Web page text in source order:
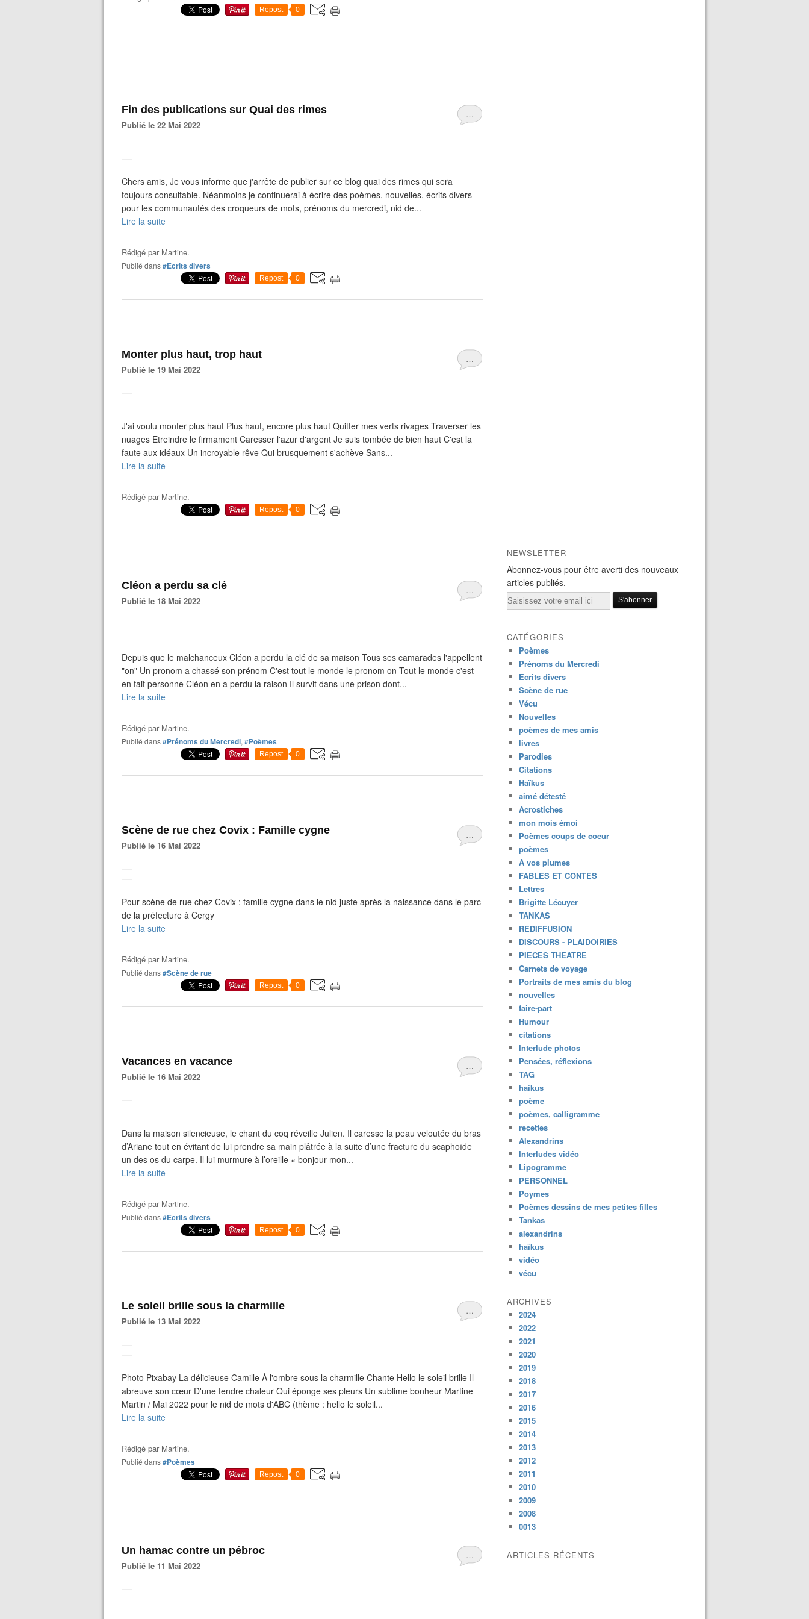
Repost 0
…
Fin des publications sur Quai des rimes
Publié le 22 Mai 2022
Chers amis, Je vous informe que j'arrête de publier sur ce blog quai des rimes qui sera
toujours consultable. Néanmoins je continuerai à écrire des poèmes, nouvelles, écrits divers
pour les communautés des croqueurs de mots, prénoms du mercredi, nid de...
Lire la suite
Rédigé par Martine.
Publié dans#Ecrits divers
Repost 0
…
Monter plus haut, trop haut
Publié le 19 Mai 2022
J'ai voulu monter plus haut Plus haut, encore plus haut Quitter mes verts rivages Traverser les
nuages Etreindre le firmament Caresser l'azur d'argent Je suis tombée de bien haut C'est la
faute aux idéaux Un incroyable rêve Qui brusquement s'achève Sans...
Lire la suite
Rédigé par Martine.
Repost 0
…
Cléon a perdu sa clé
Publié le 18 Mai 2022
Depuis que le malchanceux Cléon a perdu la clé de sa maison Tous ses camarades l'appellent
"on" Un pronom a chassé son prénom C'est tout le monde le pronom on Tout le monde c'est
en fait personne Cléon en a perdu la raison Il survit dans une prison dont...
Lire la suite
Rédigé par Martine.
Publié dans#Prénoms du Mercredi, #Poèmes
Repost 0
…
Scène de rue chez Covix : Famille cygne
Publié le 16 Mai 2022
Pour scène de rue chez Covix : famille cygne dans le nid juste après la naissance dans le parc
de la préfecture à Cergy
Lire la suite
Rédigé par Martine.
Publié dans#Scène de rue
Repost 0
…
Vacances en vacance
Publié le 16 Mai 2022
Dans la maison silencieuse, le chant du coq réveille Julien. Il caresse la peau veloutée du bras
d’Ariane tout en évitant de lui prendre sa main plâtrée à la suite d’une fracture du scaphoïde
un des os du carpe. Il lui murmure à l’oreille « bonjour mon...
Lire la suite
Rédigé par Martine.
Publié dans#Ecrits divers
Repost 0
…
Le soleil brille sous la charmille
Publié le 13 Mai 2022
Photo Pixabay La délicieuse Camille À l'ombre sous la charmille Chante Hello le soleil brille Il
abreuve son cœur D'une tendre chaleur Qui éponge ses pleurs Un sublime bonheur Martine
Martin / Mai 2022 pour le nid de mots d'ABC (thème : hello le soleil...
Lire la suite
Rédigé par Martine.
Publié dans#Poèmes
Repost 0
…
Un hamac contre un pébroc
Publié le 11 Mai 2022
NEWSLETTER
Abonnez-vous pour être averti des nouveaux
articles publiés.
Email
CATÉGORIES
Poèmes
Prénoms du Mercredi
Ecrits divers
Scène de rue
Vécu
Nouvelles
poèmes de mes amis
livres
Parodies
Citations
Haïkus
aimé détesté
Acrostiches
mon mois émoi
Poèmes coups de coeur
poèmes
A vos plumes
FABLES ET CONTES
Lettres
Brigitte Lécuyer
TANKAS
REDIFFUSION
DISCOURS - PLAIDOIRIES
PIECES THEATRE
Carnets de voyage
Portraits de mes amis du blog
nouvelles
faire-part
Humour
citations
Interlude photos
Pensées, réflexions
TAG
haikus
poème
poèmes, calligramme
recettes
Alexandrins
Interludes vidéo
Lipogramme
PERSONNEL
Poymes
Poèmes dessins de mes petites filles
Tankas
alexandrins
haïkus
vidéo
vécu
ARCHIVES
2024
2022
2021
2020
2019
2018
2017
2016
2015
2014
2013
2012
2011
2010
2009
2008
0013
ARTICLES RÉCENTS